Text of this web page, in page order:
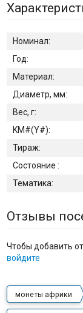
Номинал:
Год:
Материал:
Диаметр, мм:
Вес, г:
KM#(Y#):
Тираж:
Состояние :
Тематика:
Отзывы
Чтобы добавить
войдите
монеты африки